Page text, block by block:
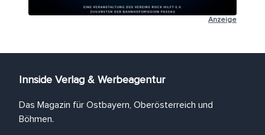
Anzeige
Innside Verlag & Werbeagentur
Das Magazin für Ostbayern, Oberösterreich und
Böhmen.